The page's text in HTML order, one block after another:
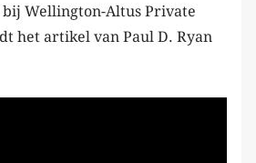
Wellington-Altus Private
het artikel van Paul D. Ryan